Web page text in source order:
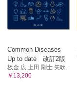
Common Diseases
Up to date 改訂2版
板金 広 上田 剛士 矢吹...
￥13,200